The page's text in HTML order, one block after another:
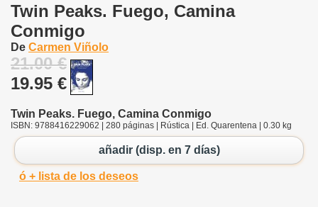
Twin Peaks. Fuego, Camina
Conmigo
De Carmen Viñolo
21.00 €
19.95 €
Twin Peaks. Fuego, Camina Conmigo
ISBN: 9788416229062 | 280 páginas | Rústica | Ed. Quarentena | 0.30 kg
añadir (disp. en 7 días)
ó + lista de los deseos